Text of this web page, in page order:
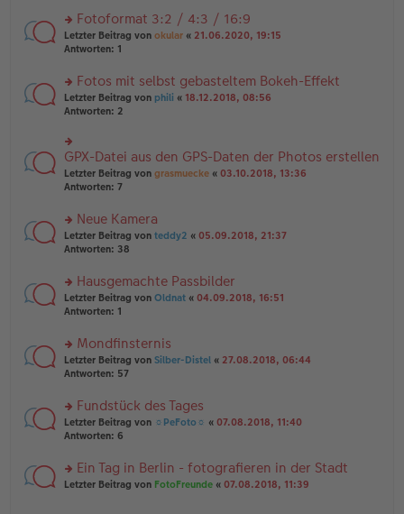
ei
tr
a
e
n
er
tr
a
g
n
g
el
e
n
er
tr
a
g
rs
te
n
g
el
e
n
er
B
a
g
Fotoformat 3:2 / 4:3 / 16:9
Letzter Beitrag von okular « 21.06.2020, 19:15
Antworten: 1
rs
te
u
n
g
el
es
n
er
B
a
g
Fotos mit selbst gebasteltem Bokeh-Effekt
Letzter Beitrag von phili « 18.12.2018, 08:56
Antworten: 2
rs
te
r
g
el
es
n
er
B
ei
a
g
GPX-Datei aus den GPS-Daten der Photos erstellen
Letzter Beitrag von grasmuecke « 03.10.2018, 13:36
Antworten: 7
rs
te
n
g
el
e
n
er
tr
a
g
Neue Kamera
Letzter Beitrag von teddy2 « 05.09.2018, 21:37
Antworten: 38
rs
te
n
g
el
e
n
er
tr
a
Hausgemachte Passbilder
Letzter Beitrag von Oldnat « 04.09.2018, 16:51
Antworten: 1
rs
te
n
g
el
e
n
Mondfinsternis
Letzter Beitrag von Silber-Distel « 27.08.2018, 06:44
Antworten: 57
rs
te
n
g
Fundstück des Tages
Letzter Beitrag von ☼PeFoto☼ « 07.08.2018, 11:40
Antworten: 6
rs
Ein Tag in Berlin - fotografieren in der Stadt
Letzter Beitrag von FotoFreunde « 07.08.2018, 11:39